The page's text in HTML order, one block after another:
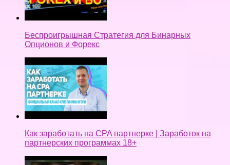
Беспроигрышная Стратегия для Бинарных
Опционов и Форекс
Как заработать на CPA партнерке | Заработок на
партнерских программах 18+